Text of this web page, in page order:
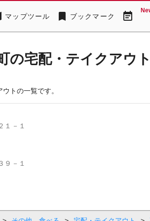
マップツール bookmark ブックマーク event_note
の宅配・テイクアウト
トの一覧です。
１－１
９－１